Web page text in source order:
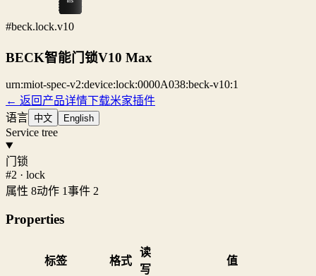
#beck.lock.v10
BECK智能门锁V10 Max
urn:miot-spec-v2:device:lock:0000A038:beck-v10:1
← 返回产品详情下载米家插件
语言 中文 English
Service tree
门锁
#2 · lock
属性 8动作 1事件 2
Properties
标签 格式
读
写
值